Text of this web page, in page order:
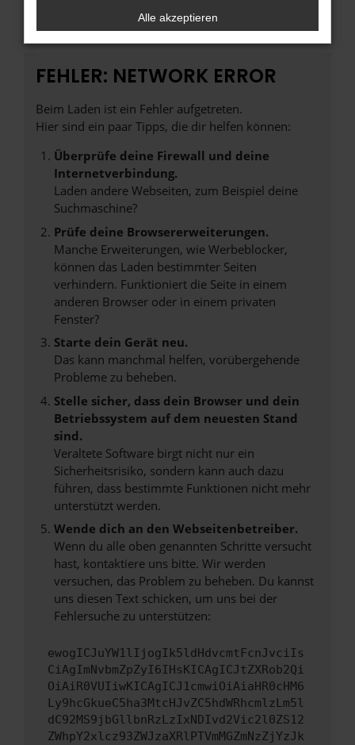
FEHLER: NETWORK ERROR
Beim Laden ist ein Fehler aufgetreten.
Hier sind ein paar Tipps, die dir helfen können:
Überprüfe deine Firewall und deine
Internetverbindung.
Laden andere Webseiten, zum Beispiel deine
Suchmaschine?
Prüfe deine Browsererweiterungen.
Manche Erweiterungen, wie Werbeblocker,
können das Laden bestimmter Seiten
verhindern. Funktioniert die Seite in einem
anderen Browser oder in einem privaten
Fenster?
Starte dein Gerät neu.
Das kann manchmal helfen, vorübergehende
Probleme zu beheben.
Stelle sicher, dass dein Browser und dein
Betriebssystem auf dem neuesten Stand
sind.
Veraltete Software birgt nicht nur ein
Sicherheitsrisiko, sondern kann auch dazu
führen, dass bestimmte Funktionen nicht mehr
unterstützt werden.
Wende dich an den Webseitenbetreiber.
Wenn du alle oben genannten Schritte versucht
hast, kontaktiere uns bitte. Wir werden
versuchen, das Problem zu beheben. Du kannst
uns diesen Text schicken, um uns bei der
Fehlersuche zu unterstützen:
ewogICJuYW1lIjogIk5ldHdvcmtFcnJvciIs
CiAgImNvbmZpZyI6IHsKICAgICJtZXRob2Qi
OiAiR0VUIiwKICAgICJ1cmwiOiAiaHR0cHM6
Ly9hcGkueC5ha3MtcHJvZC5hdWRhcmlzLm5l
dC92MS9jbGllbnRzLzIxNDIvd2Vic2l0ZS12
ZWhpY2xlcz93ZWJzaXRlPTVmMGZmNzZjYzJk
Alle akzeptieren